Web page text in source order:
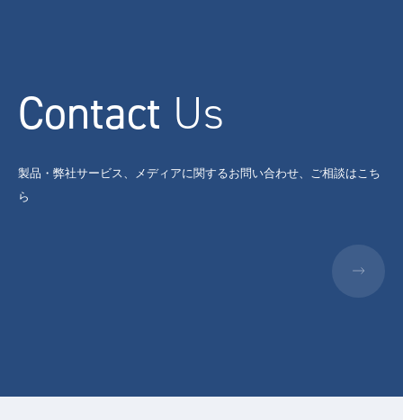
Contact Us
製品・弊社サービス、メディアに関するお問い合わせ、ご相談はこち
ら